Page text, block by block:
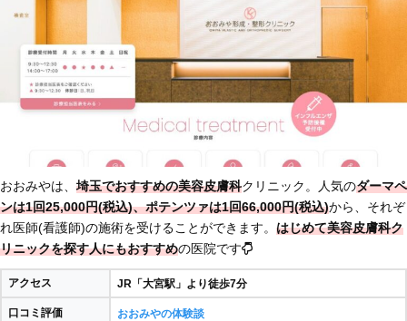
おおみやは、 埼玉でおすすめの美容皮膚科クリニック。人気のダーマペ
ンは1回25,000円(税込)、ポテンツァは1回66,000円(税込)から、それぞ
れ医師(看護師)の施術を受けることができます。 はじめて美容皮膚科ク
リニックを探す人にもおすすめの医院です
アクセス JR「大宮駅」より徒歩7分
口コミ評価 おおみやの体験談